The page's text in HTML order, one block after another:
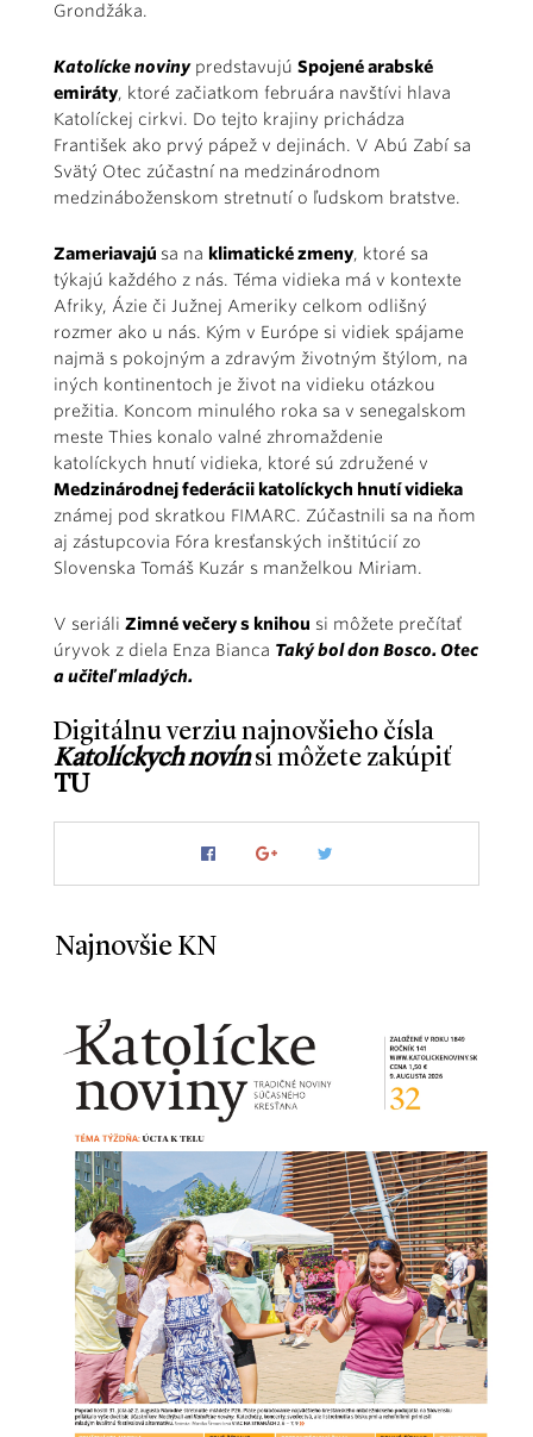
Grondžáka.
Katolícke novinypredstavujú Spojené arabské
emiráty, ktoré začiatkom februára navštívi hlava
Katolíckej cirkvi. Do tejto krajiny prichádza
František ako prvý pápež v dejinách. V Abú Zabí sa
Svätý Otec zúčastní na medzinárodnom
medzináboženskom stretnutí o ľudskom bratstve.
Zameriavajú sa na klimatické zmeny, ktoré sa
týkajú každého z nás. Téma vidieka má v kontexte
Afriky, Ázie či Južnej Ameriky celkom odlišný
rozmer ako u nás. Kým v Európe si vidiek spájame
najmä s pokojným a zdravým životným štýlom, na
iných kontinentoch je život na vidieku otázkou
prežitia. Koncom minulého roka sa v senegalskom
meste Thies konalo valné zhromaždenie
katolíckych hnutí vidieka, ktoré sú združené v
Medzinárodnej federácii katolíckych hnutí vidieka
známej pod skratkou FIMARC. Zúčastnili sa na ňom
aj zástupcovia Fóra kresťanských inštitúcií zo
Slovenska Tomáš Kuzár s manželkou Miriam.
V seriáli Zimné večery s knihou si môžete prečítať
úryvok z diela Enza Bianca Taký bol don Bosco. Otec
a učiteľ mladých.
Digitálnu verziu najnovšieho čísla
Katolíckych novínsi môžete zakúpiť
TU
Najnovšie KN